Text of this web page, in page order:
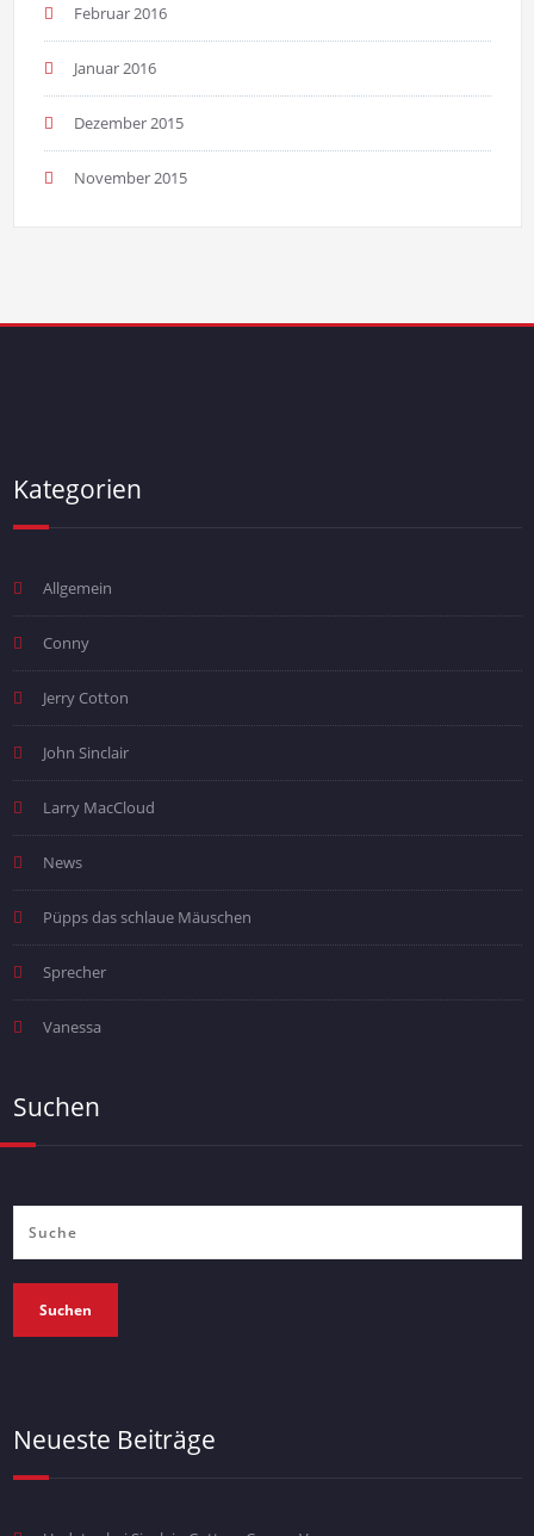
Februar 2016
Januar 2016
Dezember 2015
November 2015
Kategorien
Allgemein
Conny
Jerry Cotton
John Sinclair
Larry MacCloud
News
Püpps das schlaue Mäuschen
Sprecher
Vanessa
Suchen
Suchen
Neueste Beiträge